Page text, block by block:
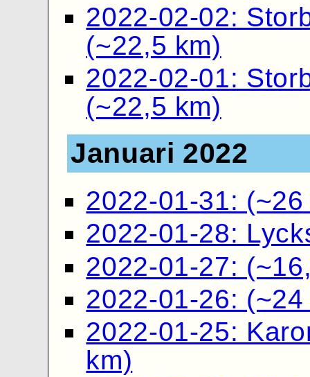
2022-02-02:
(~22,5 km)
2022-02-01:
(~22,5 km)
Januari 2022
2022-01-31: (~26
2022-01-28:
2022-01-27:
2022-01-26: (~24
2022-01-25:
km)